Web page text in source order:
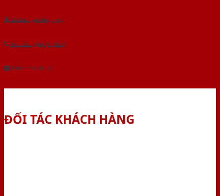
Tải báo giá tổng hợp
Yêu cầu gọi lại (3 phút)
Dành cho đại lý
ĐỐI TÁC KHÁCH HÀNG